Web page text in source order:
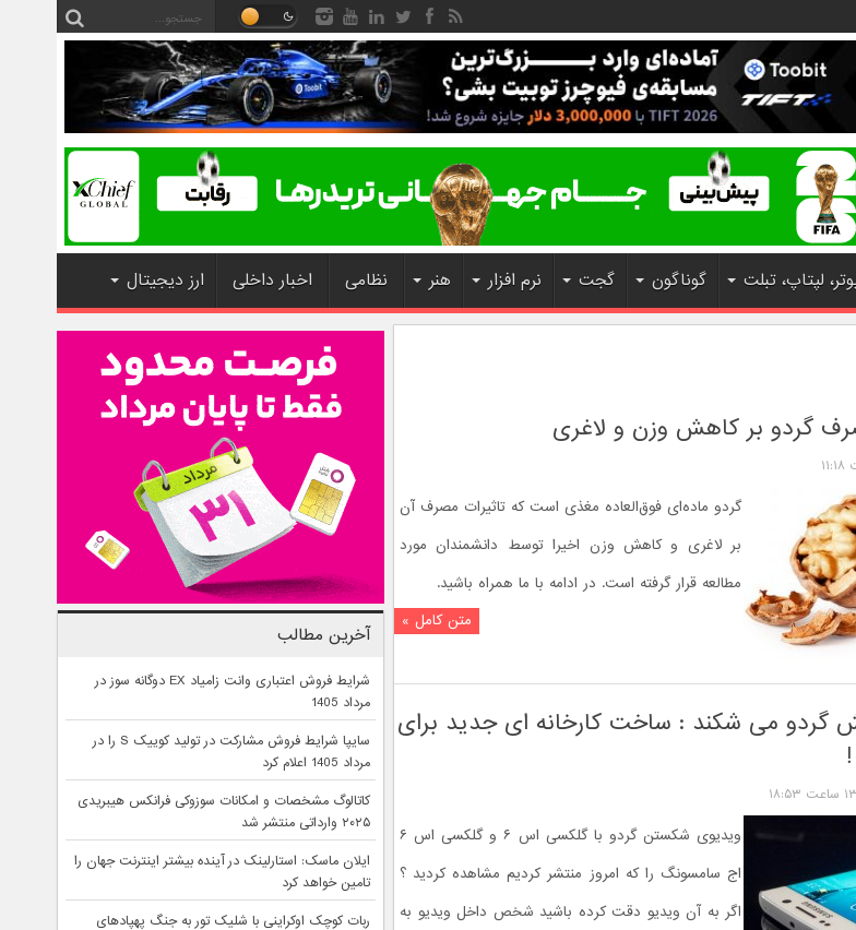
لپتاپ، تبلت گوناگون گجت نرم افزار هنر نظامی اخبار داخلی ارز دیجیتال
گردو بر کاهش وزن و لاغری
گردو ماده‌ای فوق‌العاده مغذی است که تاثیرات مصرف آن
بر لاغری و کاهش وزن اخیرا توسط دانشمندان مورد
مطالعه قرار گرفته است. در ادامه با ما همراه باشید.
متن کامل »
گردو می شکند : ساخت کارخانه ای جدید برای
ویدیوی شکستن گردو با گلکسی اس ۶ و گلکسی اس ۶
اج سامسونگ را که امروز منتشر کردیم مشاهده کردید ؟
اگر به آن ویدیو دقت کرده باشید شخص داخل ویدیو به
آخرین مطالب
شرایط فروش اعتباری وانت زامیاد EX دوگانه سوز در
مرداد 1405
سایپا شرایط فروش مشارکت در تولید کوییک S را در
مرداد 1405 اعلام کرد
کاتالوگ مشخصات و امکانات سوزوکی فرانکس هیبریدی
۲۰۲۵ وارداتی منتشر شد
ایلان ماسک: استارلینک در آینده بیشتر اینترنت جهان را
تامین خواهد کرد
ربات کوچک اوکراینی با شلیک تور به جنگ پهپادهای